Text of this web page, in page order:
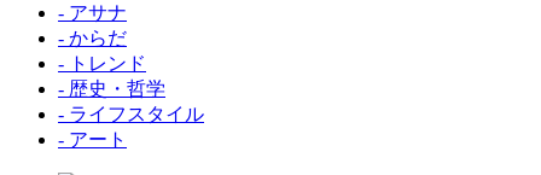
- アサナ
- からだ
- トレンド
- 歴史・哲学
- ライフスタイル
- アート